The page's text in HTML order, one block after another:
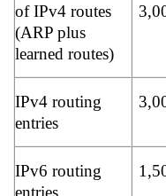
of IPv4 routes
(ARP plus
learned routes)
IPv4 routing
entries
IPv6 routing
entries